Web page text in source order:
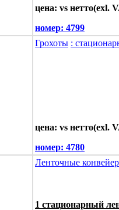
цена: vs нетто(exl.
номер: 4799
Грохоты :
цена: vs нетто(exl.
номер: 4780
Ленточные
1 стационарный